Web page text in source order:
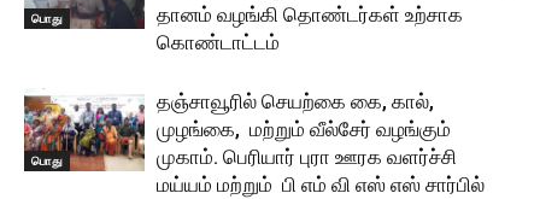
பொது
தானம் வழங்கி தொண்டர்கள் உற்சாக
கொண்டாட்டம்
பொது
தஞ்சாவூரில் செயற்கை கை, கால்,
முழங்கை, மற்றும் வீல்சேர் வழங்கும்
முகாம். பெரியார் புரா ஊரக வளர்ச்சி
மய்யம் மற்றும் பி எம் வி எஸ் எஸ் சார்பில்